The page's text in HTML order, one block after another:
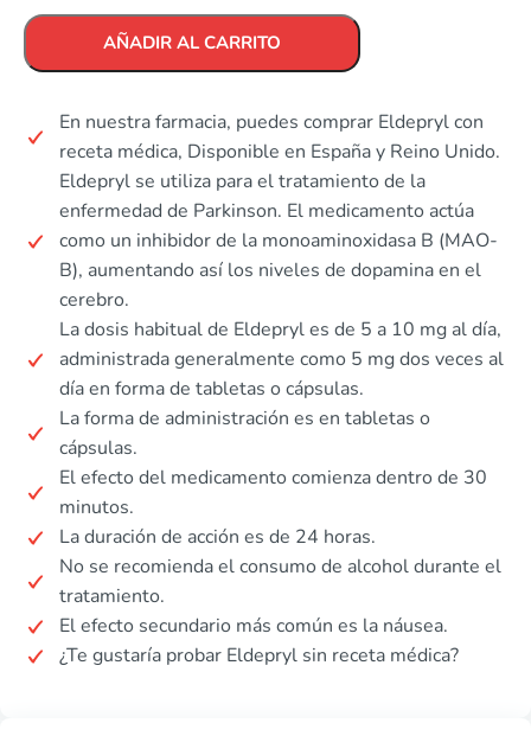
AÑADIR AL CARRITO
En nuestra farmacia, puedes comprar Eldepryl con
receta médica, Disponible en España y Reino Unido.
Eldepryl se utiliza para el tratamiento de la
enfermedad de Parkinson. El medicamento actúa
como un inhibidor de la monoaminoxidasa B (MAO-
B), aumentando así los niveles de dopamina en el
cerebro.
La dosis habitual de Eldepryl es de 5 a 10 mg al día,
administrada generalmente como 5 mg dos veces al
día en forma de tabletas o cápsulas.
La forma de administración es en tabletas o
cápsulas.
El efecto del medicamento comienza dentro de 30
minutos.
La duración de acción es de 24 horas.
No se recomienda el consumo de alcohol durante el
tratamiento.
El efecto secundario más común es la náusea.
¿Te gustaría probar Eldepryl sin receta médica?